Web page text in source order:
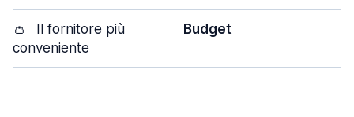
👛
Il fornitore più
conveniente
Budget